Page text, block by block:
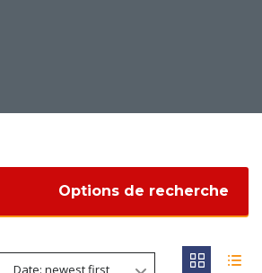
Options de recherche
Date: newest first